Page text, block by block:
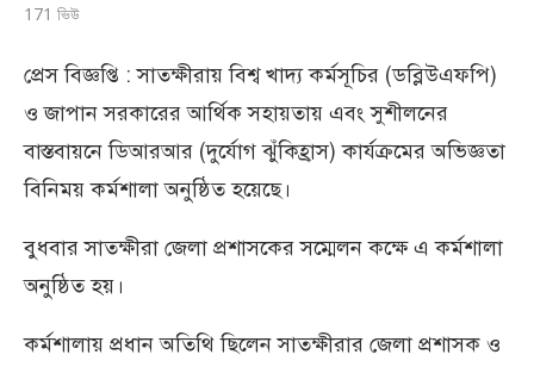
171 ভিউ
প্রেস বিজ্ঞপ্তি : সাতক্ষীরায় বিশ্ব খাদ্য কর্মসূচির (ডব্লিউএফপি)
ও জাপান সরকারের আর্থিক সহায়তায় এবং সুশীলনের
বাস্তবায়নে ডিআরআর (দুর্যোগ ঝুঁকিহ্রাস) কার্যক্রমের অভিজ্ঞতা
বিনিময় কর্মশালা অনুষ্ঠিত হয়েছে।
বুধবার সাতক্ষীরা জেলা প্রশাসকের সম্মেলন কক্ষে এ কর্মশালা
অনুষ্ঠিত হয়।
কর্মশালায় প্রধান অতিথি ছিলেন সাতক্ষীরার জেলা প্রশাসক ও